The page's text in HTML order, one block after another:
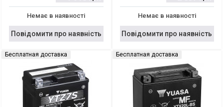
Немає в наявності
Повідомити про наявність
Немає в наявності
Повідомити про наявність
Бесплатная доставка Бесплатная доставка